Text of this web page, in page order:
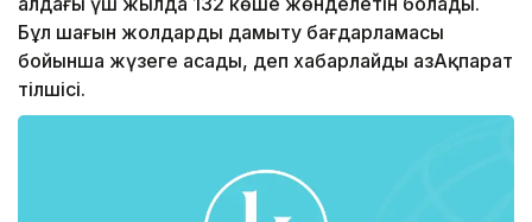
Бұл шағын жолдарды дамыту бағдарламасы
бойынша жүзеге асады, деп хабарлайды ҚазАқпарат
тілшісі.